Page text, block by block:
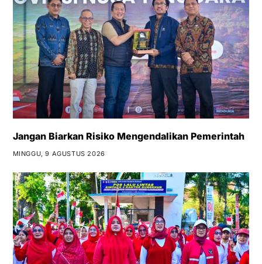
Jangan Biarkan Risiko Mengendalikan Pemerintah
MINGGU, 9 AGUSTUS 2026